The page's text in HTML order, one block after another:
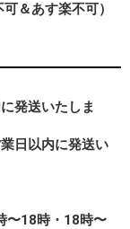
＆あす楽不可）
発送いたしま
日以内に発送い
〜18時・18時〜